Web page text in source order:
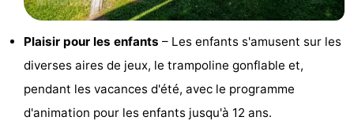
de
golf
Surfen
Peche
-
des
Glossopètre
Plaisir pour les enfants – Les enfants s'amusent sur les
diverses aires de jeux, le trampoline gonflable et,
pendant les vacances d'été, avec le programme
d'animation pour les enfants jusqu'à 12 ans.